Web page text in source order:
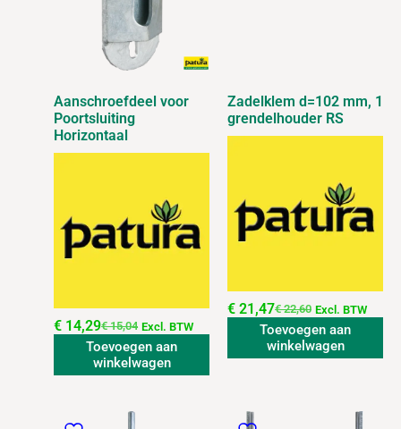
Aanschroefdeel voor
Poortsluiting
Horizontaal
€15,04
€ 14,29 Excl. BTW
Toevoegen aan
winkelwagen
Zadelklem d=102 mm, 1
grendelhouder RS
€22,60
€ 21,47 Excl. BTW
Toevoegen aan
winkelwagen